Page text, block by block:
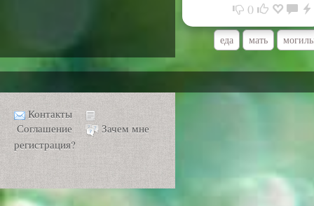
0
еда мать
Контакты
Соглашение
Зачем мне
регистрация?